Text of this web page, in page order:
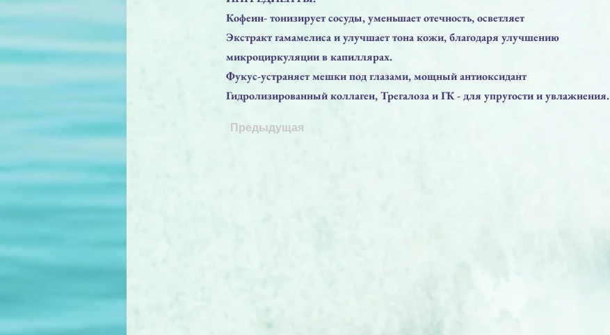
Кофеин- тонизирует сосуды, уменьшает отечность, осветляет
Экстракт гамамелиса и улучшает тона кожи, благодаря улучшению
микроциркуляции в капиллярах.
Фукус-устраняет мешки под глазами, мощный антиоксидант
Гидролизированный коллаген, Трегалоза и ГК - для упругости и увлажнения.
Предыдущая